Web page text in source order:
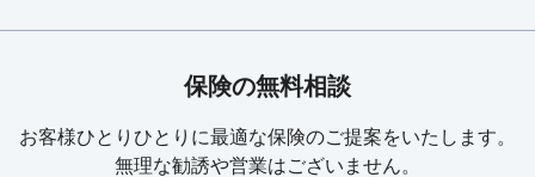
保険の無料相談
お客様ひとりひとりに最適な保険のご提案をいたします。
無理な勧誘や営業はございません。